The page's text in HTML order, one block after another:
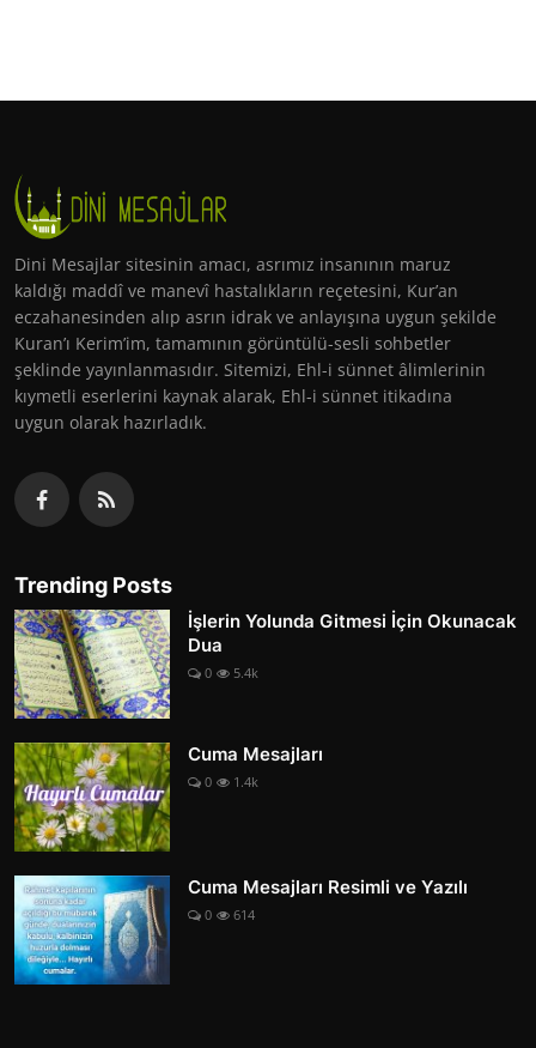
Dini Mesajlar sitesinin amacı, asrımız insanının maruz
kaldığı maddî ve manevî hastalıkların reçetesini, Kur’an
eczahanesinden alıp asrın idrak ve anlayışına uygun şekilde
Kuran’ı Kerim’im, tamamının görüntülü-sesli sohbetler
şeklinde yayınlanmasıdır. Sitemizi, Ehl-i sünnet âlimlerinin
kıymetli eserlerini kaynak alarak, Ehl-i sünnet itikadına
uygun olarak hazırladık.
Trending Posts
İşlerin Yolunda Gitmesi İçin Okunacak
Dua
0 5.4k
Cuma Mesajları
0 1.4k
Cuma Mesajları Resimli ve Yazılı
0 614